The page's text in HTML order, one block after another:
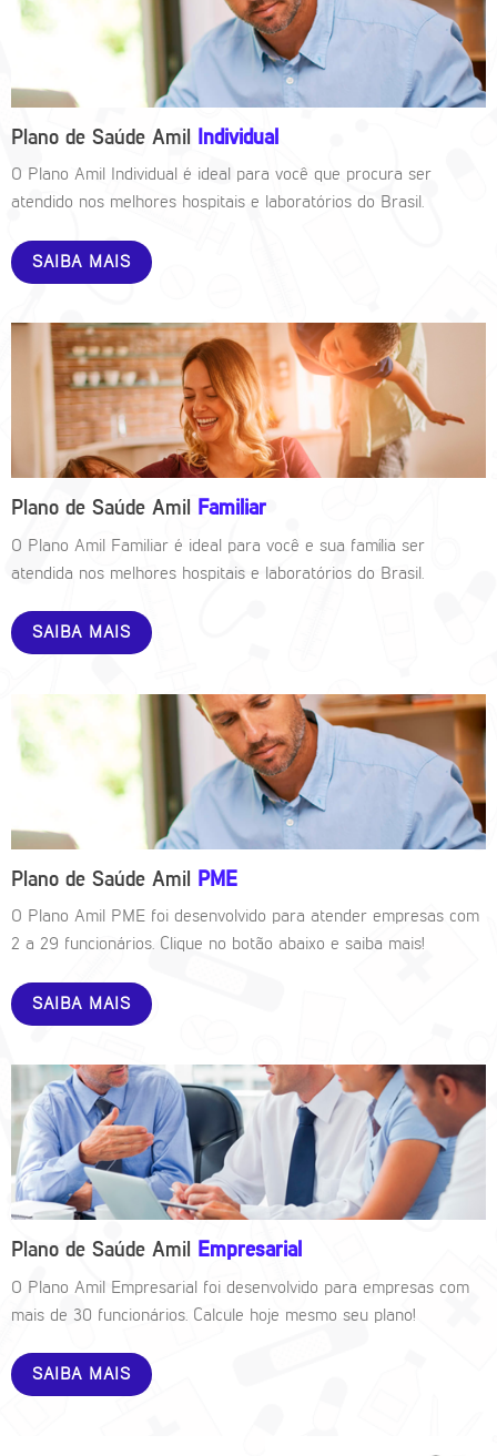
Plano de Saúde Amil Individual
O Plano Amil Individual é ideal para você que procura ser
atendido nos melhores hospitais e laboratórios do Brasil.
SAIBA MAIS
Plano de Saúde Amil Familiar
O Plano Amil Familiar é ideal para você e sua família ser
atendida nos melhores hospitais e laboratórios do Brasil.
SAIBA MAIS
Plano de Saúde Amil PME
O Plano Amil PME foi desenvolvido para atender empresas com
2 a 29 funcionários. Clique no botão abaixo e saiba mais!
SAIBA MAIS
Plano de Saúde Amil Empresarial
O Plano Amil Empresarial foi desenvolvido para empresas com
mais de 30 funcionários. Calcule hoje mesmo seu plano!
SAIBA MAIS